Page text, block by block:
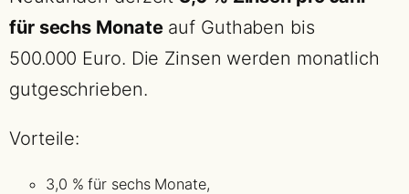
für sechs Monateauf Guthaben bis
500.000 Euro. Die Zinsen werden monatlich
gutgeschrieben.
Vorteile:
3,0 % für sechs Monate,